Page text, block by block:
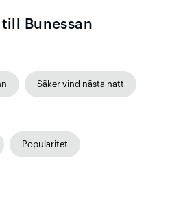
Bunessan
Säker vind nästa natt
Popularitet